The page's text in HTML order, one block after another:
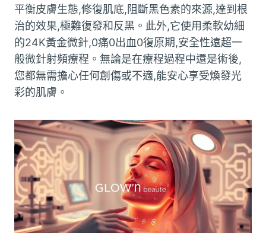
平衡皮膚生態,修復肌底,阻斷黑色素的來源,達到根
治的效果,極難復發和反黑。此外,它使用柔軟幼細
的24K黃金微針,0痛0出血0復原期,安全性遠超一
般微針射頻療程。無論是在療程過程中還是術後,
您都無需擔心任何創傷或不適,能安心享受煥發光
彩的肌膚。